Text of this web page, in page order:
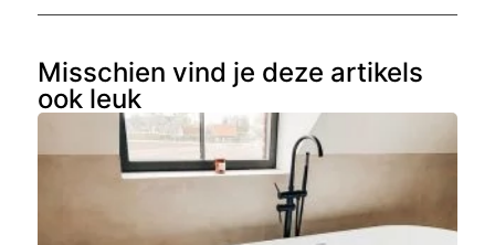
Misschien vind je deze artikels
ook leuk